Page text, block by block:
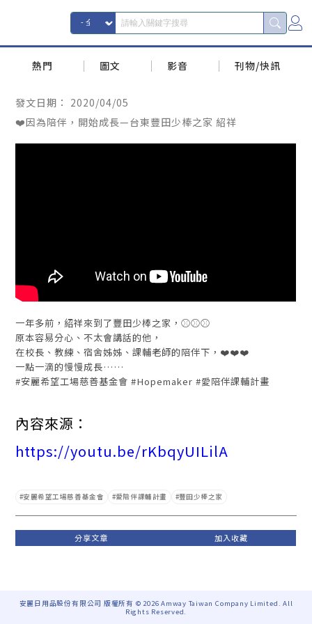
熱門 圖文 影音 刊物/快訊
發文日期： 2020/04/05
❤️因為陪伴，開始成長—台東豐田少棒之家 紹祥
一年多前，紹祥來到了豐田少棒之家，⚾⚾⚾
原本容易分心、不太會講話的他，
在校長、教練、宿舍姊姊、課輔老師的陪伴下，❤️❤️❤️
一點一滴的慢慢成長……
#安麗希望工場慈善基金會 #Hopemaker #愛陪伴課輔計畫
內容來源：
https://youtu.be/rKbqyUILilA
安麗希望工場慈善基金會 愛陪伴課輔計畫 豐田少棒之家
安麗日用品股份有限公司 版權所有 © 2026 Amway Taiwan Company Limited. All
Rights Reserved.